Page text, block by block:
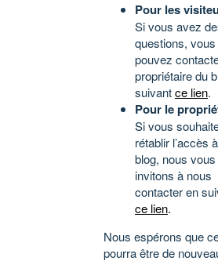
Pour les
Si vous avez
questions, vous
pouvez
propriétaire du
suivantce lien.
Pour le
Si vous
rétablir l’accès
blog, nous vous
invitons à nous
contacter en
ce lien.
Nous espérons que
pourra être de